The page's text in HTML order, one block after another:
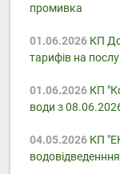
промивка
01.06.2026КП
тарифів на
01.06.2026КП
води з
04.05.2026КП